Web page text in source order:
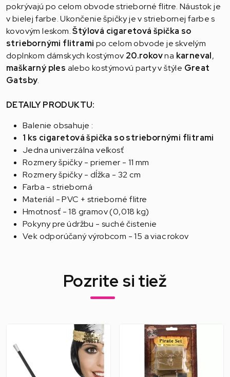
pokrývajú po celom obvode strieborné flitre. Náustok je
v bielej farbe. Ukončenie špičky je v striebornej farbe s
kovovým leskom.Štýlová cigaretová špička so
striebornými flitrami po celom obvode je skvelým
doplnkom dámskych kostýmov 20.rokovna karneval,
maškarný ples alebo kostýmovú party v štýle Great
Gatsby.
DETAILY PRODUKTU:
Balenie obsahuje :
1 ks cigaretová špička so striebornými flitrami
Jedna univerzálna veľkosť
Rozmery špičky - priemer - 11 mm
Rozmery špičky - dĺžka - 32 cm
Farba - strieborná
Materiál - PVC + strieborné flitre
Hmotnosť - 18 gramov (0,018 kg)
Pokyny pre údržbu - suché čistenie
Vek odporúčaný výrobcom - 15 a viac rokov
Pozrite si tiež